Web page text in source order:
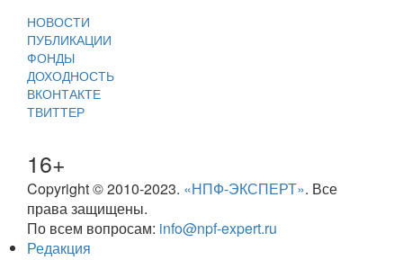
НОВОСТИ
ПУБЛИКАЦИИ
ФОНДЫ
ДОХОДНОСТЬ
ВКОНТАКТЕ
ТВИТТЕР
16+
Copyright © 2010-2023. «НПФ-ЭКСПЕРТ». Все
права защищены.
По всем вопросам: info@npf-expert.ru
Редакция